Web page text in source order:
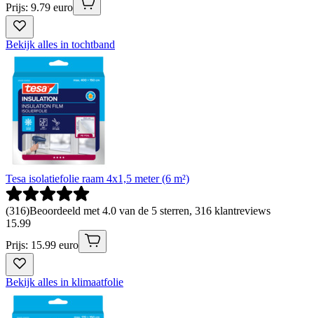
Prijs: 9.79 euro
Bekijk alles in tochtband
Tesa isolatiefolie raam 4x1,5 meter (6 m²)
(316)Beoordeeld met 4.0 van de 5 sterren, 316 klantreviews
15.99
Prijs: 15.99 euro
Bekijk alles in klimaatfolie